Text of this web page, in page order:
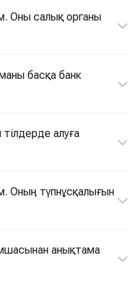
Оны салық органы
басқа банк
алуға
Оның түпнұсқалығын
анықтама